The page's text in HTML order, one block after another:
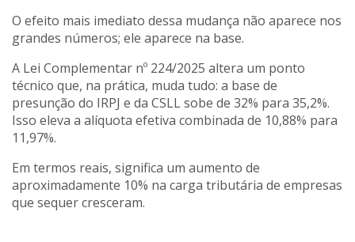
O efeito mais imediato dessa mudança não aparece nos
grandes números; ele aparece na base.
A Lei Complementar nº 224/2025 altera um ponto
técnico que, na prática, muda tudo: a base de
presunção do IRPJ e da CSLL sobe de 32% para 35,2%.
Isso eleva a alíquota efetiva combinada de 10,88% para
11,97%.
Em termos reais, significa um aumento de
aproximadamente 10% na carga tributária de empresas
que sequer cresceram.